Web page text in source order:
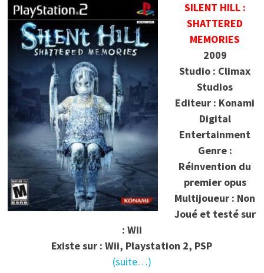
SILENT HILL :
SHATTERED
MEMORIES
2009
Studio : Climax
Studios
Editeur : Konami
Digital
Entertainment
Genre :
Réinvention du
premier opus
Multijoueur : Non
Joué et testé sur
: Wii
Existe sur : Wii, Playstation 2, PSP
(suite…)